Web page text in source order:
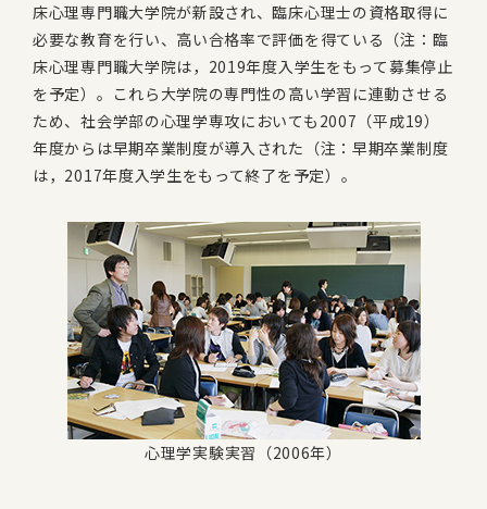
床心理専門職大学院が新設され、臨床心理士の資格取得に
必要な教育を行い、高い合格率で評価を得ている（注：臨
床心理専門職大学院は，2019年度入学生をもって募集停止
を予定）。これら大学院の専門性の高い学習に連動させる
ため、社会学部の心理学専攻においても2007（平成19）
年度からは早期卒業制度が導入された（注：早期卒業制度
は，2017年度入学生をもって終了を予定）。
心理学実験実習（2006年）